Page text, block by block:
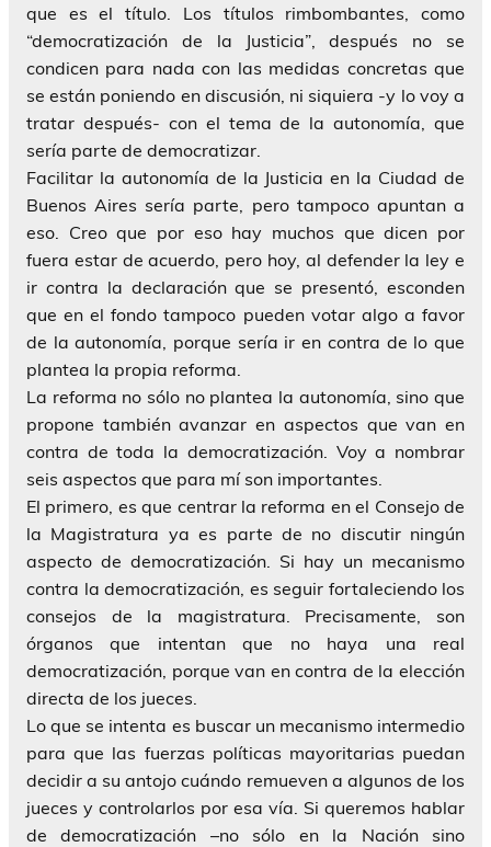
que es el título. Los títulos rimbombantes, como
“democratización de la Justicia”, después no se
condicen para nada con las medidas concretas que
se están poniendo en discusión, ni siquiera -y lo voy a
tratar después- con el tema de la autonomía, que
sería parte de democratizar.
Facilitar la autonomía de la Justicia en la Ciudad de
Buenos Aires sería parte, pero tampoco apuntan a
eso. Creo que por eso hay muchos que dicen por
fuera estar de acuerdo, pero hoy, al defender la ley e
ir contra la declaración que se presentó, esconden
que en el fondo tampoco pueden votar algo a favor
de la autonomía, porque sería ir en contra de lo que
plantea la propia reforma.
La reforma no sólo no plantea la autonomía, sino que
propone también avanzar en aspectos que van en
contra de toda la democratización. Voy a nombrar
seis aspectos que para mí son importantes.
El primero, es que centrar la reforma en el Consejo de
la Magistratura ya es parte de no discutir ningún
aspecto de democratización. Si hay un mecanismo
contra la democratización, es seguir fortaleciendo los
consejos de la magistratura. Precisamente, son
órganos que intentan que no haya una real
democratización, porque van en contra de la elección
directa de los jueces.
Lo que se intenta es buscar un mecanismo intermedio
para que las fuerzas políticas mayoritarias puedan
decidir a su antojo cuándo remueven a algunos de los
jueces y controlarlos por esa vía. Si queremos hablar
de democratización –no sólo en la Nación sino